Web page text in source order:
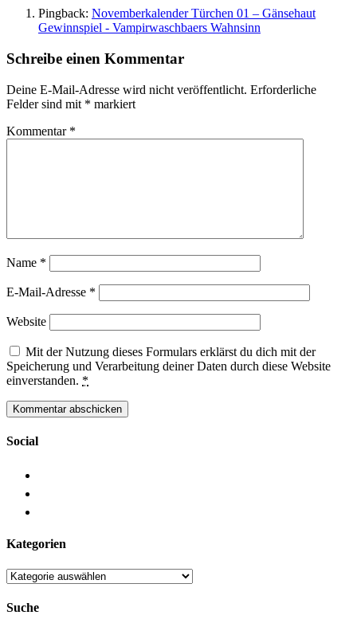
Pingback: Novemberkalender Türchen 01 – Gänsehaut
Gewinnspiel - Vampirwaschbaers Wahnsinn
Schreibe einen Kommentar
Deine E-Mail-Adresse wird nicht veröffentlicht. Erforderliche
Felder sind mit * markiert
Kommentar *
Name *
E-Mail-Adresse *
Website
Mit der Nutzung dieses Formulars erklärst du dich mit der
Speicherung und Verarbeitung deiner Daten durch diese Website
einverstanden. *
Social
Kategorien
Kategorien
Suche